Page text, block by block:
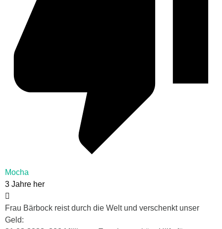
Mocha
3 Jahre her
Frau Bärbock reist durch die Welt und verschenkt unser
Geld: